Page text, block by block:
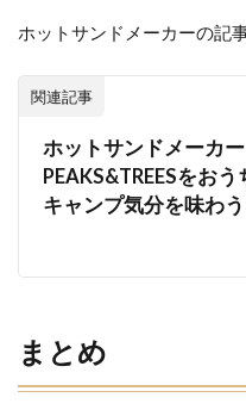
ホットサンドメーカーの記
関連記事
ホットサンドメーカー
PEAKS&TREESをお
キャンプ気分を味わう
まとめ